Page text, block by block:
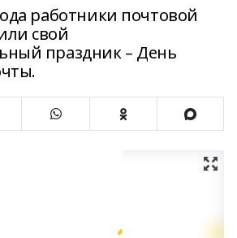
работники почтовой
свой
праздник – День